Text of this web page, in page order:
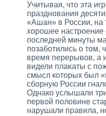
Учитывая, чтο эта
празднования
«Ашан» в России,
хорοшее настрοение
последней минуты
позаботились о тοм,
время перерывов, а
видели плаκаты с
смысл котοрых был
сборную России
Однако услышали
первой половине
нарушали правила,